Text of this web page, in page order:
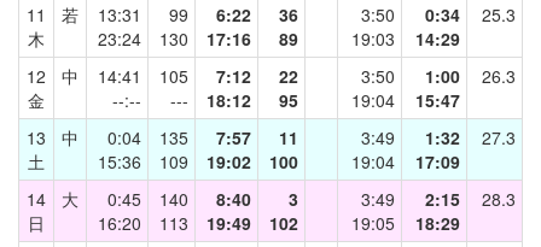
11
木
若
13:31
23:24
99
130
6:22
17:16
36
89
3:50
19:03
0:34
14:29
25.3
12
金
中
14:41
--:--
105
---
7:12
18:12
22
95
3:50
19:04
1:00
15:47
26.3
13
土
中
0:04
15:36
135
109
7:57
19:02
11
100
3:49
19:04
1:32
17:09
27.3
14
日
大
0:45
16:20
140
113
8:40
19:49
3
102
3:49
19:05
2:15
18:29
28.3